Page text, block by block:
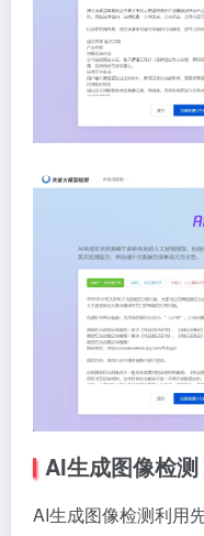
AI生成图像检测
AI生成图像检测利用